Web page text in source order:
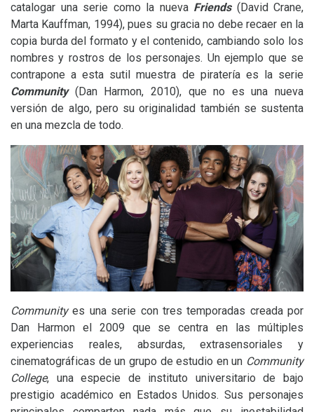
catalogar una serie como la nueva Friends(David Crane,
Marta Kauffman, 1994), pues su gracia no debe recaer en la
copia burda del formato y el contenido, cambiando solo los
nombres y rostros de los personajes. Un ejemplo que se
contrapone a esta sutil muestra de piratería es la serie
Community(Dan Harmon, 2010), que no es una nueva
versión de algo, pero su originalidad también se sustenta
en una mezcla de todo.
Communityes una serie con tres temporadas creada por
Dan Harmon el 2009 que se centra en las múltiples
experiencias reales, absurdas, extrasensoriales y
cinematográficas de un grupo de estudio en un Community
College, una especie de instituto universitario de bajo
prestigio académico en Estados Unidos. Sus personajes